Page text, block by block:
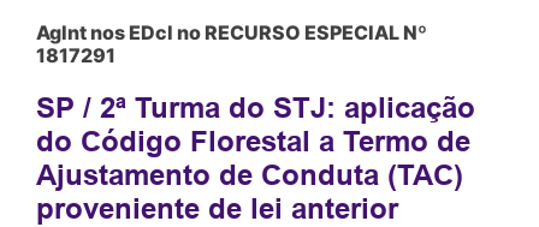
AgInt nos EDcl no RECURSO ESPECIAL Nº
1817291
SP / 2ª Turma do STJ: aplicação
do Código Florestal a Termo de
Ajustamento de Conduta (TAC)
proveniente de lei anterior